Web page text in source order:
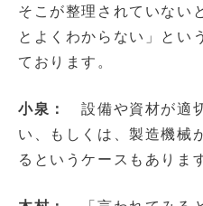
そこが整理されていない
とよくわからない」とい
ております。
小泉：
設備や資材が適
い、もしくは、製造機械
るというケースもありま